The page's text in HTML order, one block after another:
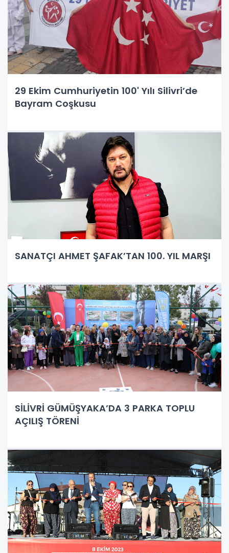
29 Ekim Cumhuriyetin 100' Yılı Silivri’de
Bayram Coşkusu
SANATÇI AHMET ŞAFAK’TAN 100. YIL MARŞI
SİLİVRİ GÜMÜŞYAKA’DA 3 PARKA TOPLU
AÇILIŞ TÖRENİ